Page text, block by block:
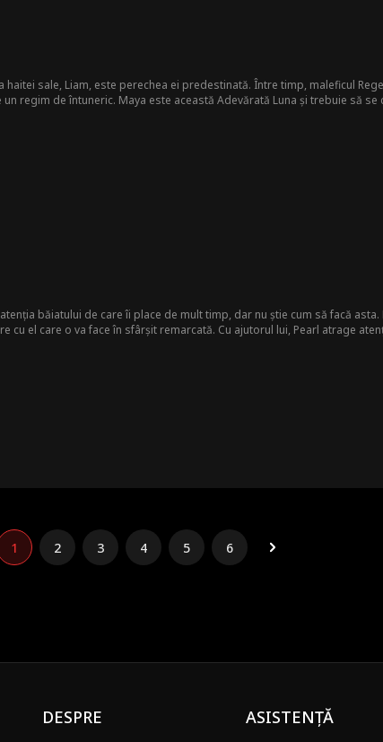
haitei sale, Liam, este perechea ei predestinată. Între timp, maleficul
regim de întuneric. Maya este această Adevărată Luna și trebuie să
băiatului de care îi place de mult timp, dar nu știe cum să facă
cu el care o va face în sfârșit remarcată. Cu ajutorul lui, Pearl atrage
1 2 3 4 5 6
DESPRE ASISTENȚĂ